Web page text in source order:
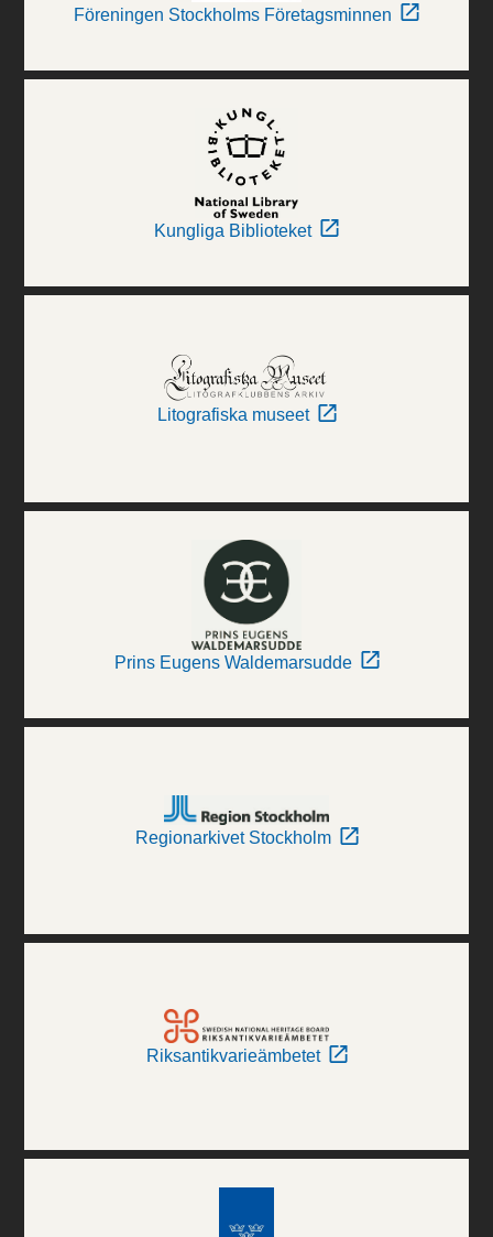
Föreningen Stockholms Företagsminnen
Kungliga Biblioteket
Litografiska museet
Prins Eugens Waldemarsudde
Regionarkivet Stockholm
Riksantikvarieämbetet